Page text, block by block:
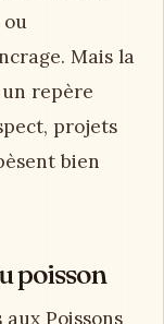
ou
Mais la
repère
projets
bien
poisson
Poissons